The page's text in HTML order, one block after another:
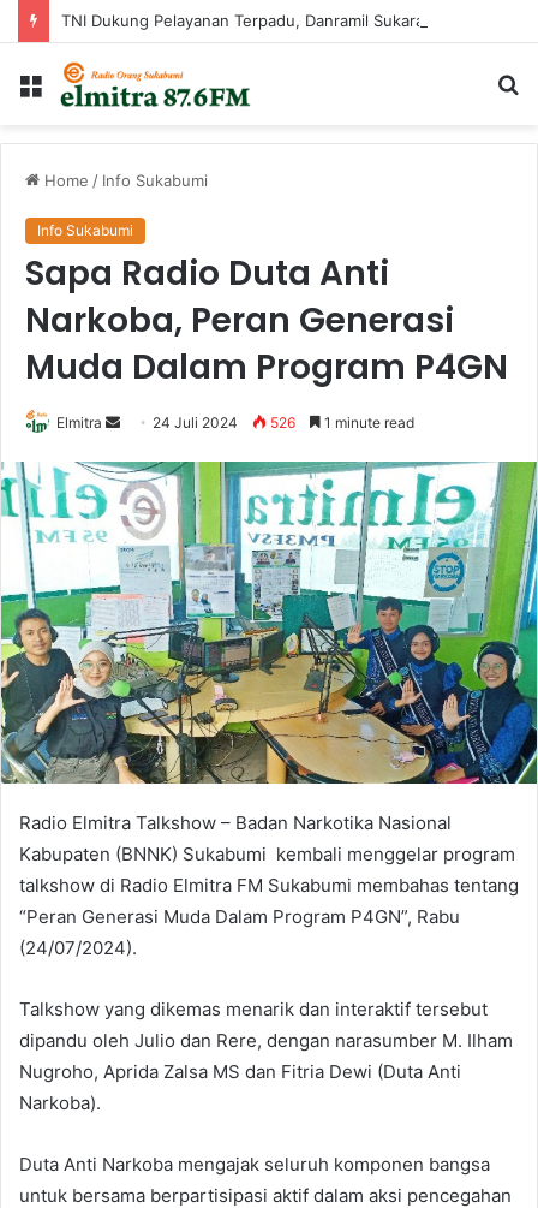
Menu
Home / Info Sukabumi
Info Sukabumi
Sapa Radio Duta Anti
Narkoba, Peran Generasi
Muda Dalam Program P4GN
Elmitra
Send
email
24 Juli 2024 526 1 minute read
Radio Elmitra Talkshow – Badan Narkotika Nasional
Kabupaten (BNNK) Sukabumi kembali menggelar program
talkshow di Radio Elmitra FM Sukabumi membahas tentang
“Peran Generasi Muda Dalam Program P4GN”, Rabu
(24/07/2024).
Talkshow yang dikemas menarik dan interaktif tersebut
dipandu oleh Julio dan Rere, dengan narasumber M. Ilham
Nugroho, Aprida Zalsa MS dan Fitria Dewi (Duta Anti
Narkoba).
Duta Anti Narkoba mengajak seluruh komponen bangsa
untuk bersama berpartisipasi aktif dalam aksi pencegahan